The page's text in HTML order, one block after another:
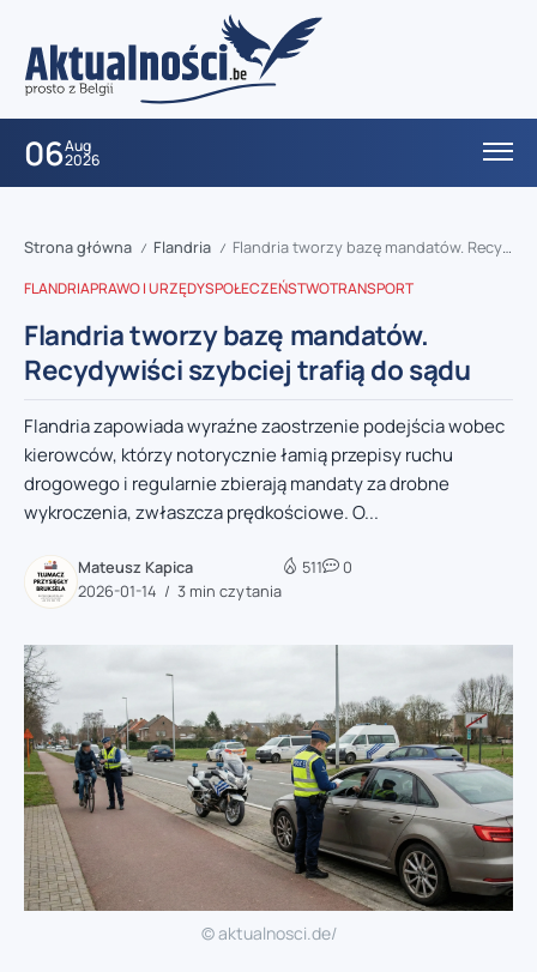
06Aug
2026
Strona główna / Flandria / Flandria tworzy bazę mandatów. Recydywiści szybciej trafią do sądu
FLANDRIAPRAWO I URZĘDYSPOŁECZEŃSTWOTRANSPORT
Flandria tworzy bazę mandatów.
Recydywiści szybciej trafią do sądu
Flandria zapowiada wyraźne zaostrzenie podejścia wobec
kierowców, którzy notorycznie łamią przepisy ruchu
drogowego i regularnie zbierają mandaty za drobne
wykroczenia, zwłaszcza prędkościowe. O...
Mateusz Kapica
2026-01-14
3 min czytania
511 0
© aktualnosci.de/